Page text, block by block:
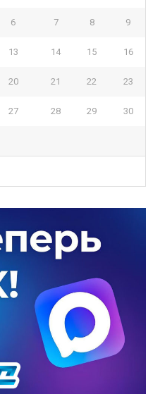
6 7 8 9
13 14 15 16
20 21 22 23
27 28 29 30